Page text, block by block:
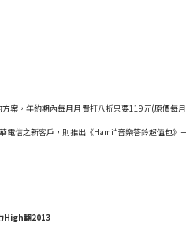
方案，年約期內每月月費打八折只要119元(原價
電信之新客戶，則推出《Hami+音樂答鈴超值包》
High翻2013